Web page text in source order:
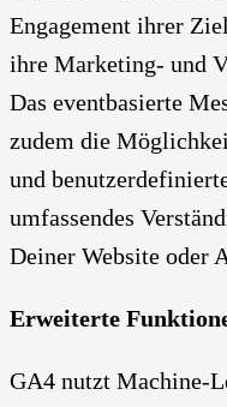
Engagement ihrer
ihre Marketing- und
Das eventbasierte
zudem die
und
umfassendes
Deiner Website oder
Erweiterte
GA4 nutzt Machine-